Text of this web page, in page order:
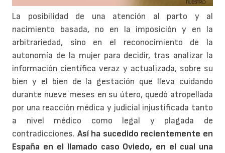
La posibilidad de una atención al parto y al
nacimiento basada, no en la imposición y en la
arbitrariedad, sino en el reconocimiento de la
autonomía de la mujer para decidir, tras analizar la
información científica veraz y actualizada, sobre su
bien y el bien de la gestación que lleva cuidando
durante nueve meses en su útero, quedó atropellada
por una reacción médica y judicial injustificada tanto
a nivel médico como legal y plagada de
contradicciones. Así ha sucedido recientemente en
España en el llamado caso Oviedo, en el cual una